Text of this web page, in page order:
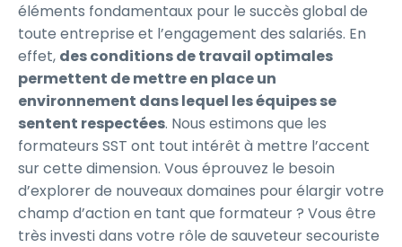
éléments fondamentaux pour le succès global de
toute entreprise et l’engagement des salariés. En
effet, des conditions de travail optimales
permettent de mettre en place un
environnement dans lequel les équipes se
sentent respectées. Nous estimons que les
formateurs SST ont tout intérêt à mettre l’accent
sur cette dimension. Vous éprouvez le besoin
d’explorer de nouveaux domaines pour élargir votre
champ d’action en tant que formateur ? Vous être
très investi dans votre rôle de sauveteur secouriste